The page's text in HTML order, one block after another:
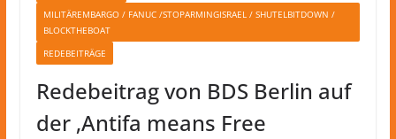
MILITÄREMBARGO / FANUC /STOPARMINGISRAEL / SHUTELBITDOWN /
BLOCKTHEBOAT
REDEBEITRÄGE
Redebeitrag von BDS Berlin auf
der ‚Antifa means Free